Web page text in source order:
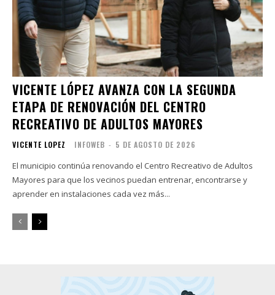
VICENTE LÓPEZ AVANZA CON LA SEGUNDA
ETAPA DE RENOVACIÓN DEL CENTRO
RECREATIVO DE ADULTOS MAYORES
VICENTE LOPEZ INFOWEB - 5 DE AGOSTO DE 2026
El municipio continúa renovando el Centro Recreativo de Adultos
Mayores para que los vecinos puedan entrenar, encontrarse y
aprender en instalaciones cada vez más...